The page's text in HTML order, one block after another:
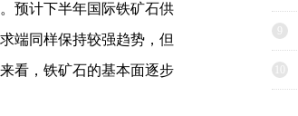
预计下半年国际铁矿石供
端同样保持较强趋势，但
看，铁矿石的基本面逐步